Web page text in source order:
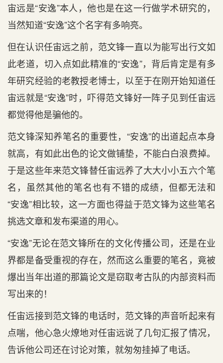
宙远是“安逸”本人，他也是在这一行做学术研究的，
当然知道“安逸”这个名字有多响亮。
但在认识任宙远之前，范文锋一直以为能写出行文如
此老道，切入点如此精准的“安逸”，背后肯定是有多
年研究经验的老教授老博士，以至于在刚开始知道任
宙远就是“安逸”时，吓得范文锋好一阵子见到任宙远
都觉得他是骗他的。
范文锋深知养笔名的重要性，“安逸”的出道起点本身
就高，有如此出色的论文做铺垫，不能白白浪费掉。
于是这些年来范文锋替任宙远养了大大小小五六个笔
名，虽然其他的笔名也有不错的成绩，但都无法和
“安逸”相比较，这一方面也得益于范文锋为这些笔名
挑选文章和发布渠道的用心。
“安逸”无论在范文锋所在的文化传播公司，还是在业
界都是备受重视的存在，然而这么重要的笔名，竟被
爆出当年出道的那篇论文是窃取考古队的内部资料而
写出来的！
任宙远接到范文锋的电话时，范文锋的声音听起来有
点喘，他心急火燎地对任宙远说了几句汇报了情况，
告诉他公司还在讨论对策，就匆匆挂掉了电话。